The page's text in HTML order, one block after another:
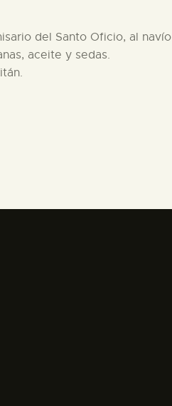
del Santo Oficio, al navío
aceite y sedas.